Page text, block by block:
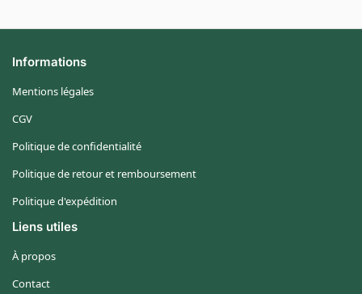
Informations
Mentions légales
CGV
Politique de confidentialité
Politique de retour et remboursement
Politique d'expédition
Liens utiles
À propos
Contact